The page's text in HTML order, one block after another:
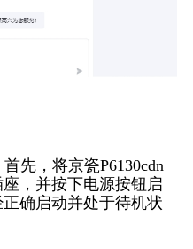
先，将京瓷P6130cdn
，并按下电源按钮启
确启动并处于待机状